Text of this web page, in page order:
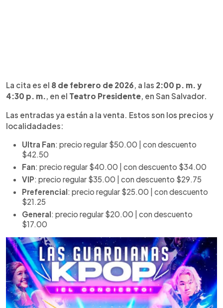
La cita es el 8 de febrero de 2026, a las 2:00 p. m. y
4:30 p. m., en el Teatro Presidente, en San Salvador.
Las entradas ya están a la venta. Estos son los precios y
localidadades:
Ultra Fan: precio regular $50.00 | con descuento
$42.50
Fan: precio regular $40.00 | con descuento $34.00
VIP: precio regular $35.00 | con descuento $29.75
Preferencial: precio regular $25.00 | con descuento
$21.25
General: precio regular $20.00 | con descuento
$17.00